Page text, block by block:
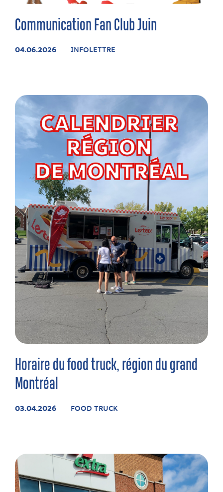
Communication Fan Club Juin
04.06.2026 INFOLETTRE
Horaire du food truck, région du grand
Montréal
03.04.2026 FOOD TRUCK